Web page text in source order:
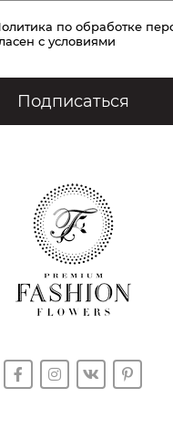
по обработке
с условиями
Подписаться